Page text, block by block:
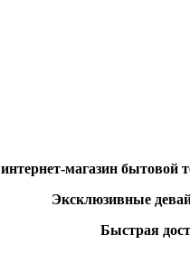
интернет-магазин бытовой
Эксклюзивные
Быстрая